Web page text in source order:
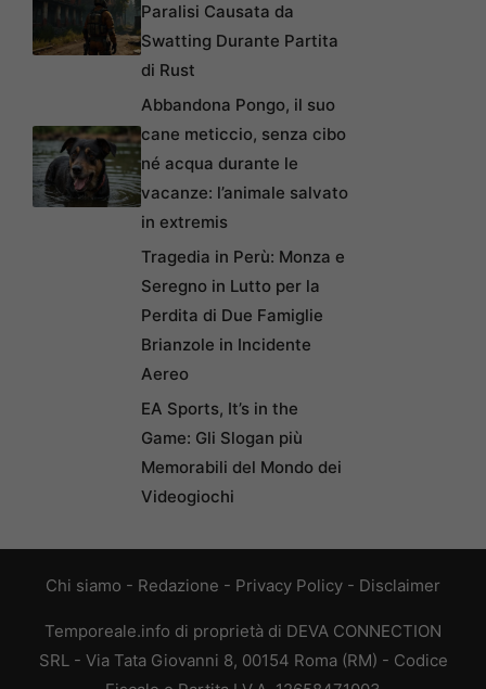
Paralisi Causata da
Swatting Durante Partita
di Rust
Abbandona Pongo, il suo
cane meticcio, senza cibo
né acqua durante le
vacanze: l’animale salvato
in extremis
Tragedia in Perù: Monza e
Seregno in Lutto per la
Perdita di Due Famiglie
Brianzole in Incidente
Aereo
EA Sports, It’s in the
Game: Gli Slogan più
Memorabili del Mondo dei
Videogiochi
Chi siamo - Redazione - Privacy Policy - Disclaimer
Temporeale.info di proprietà di DEVA CONNECTION
SRL - Via Tata Giovanni 8, 00154 Roma (RM) - Codice